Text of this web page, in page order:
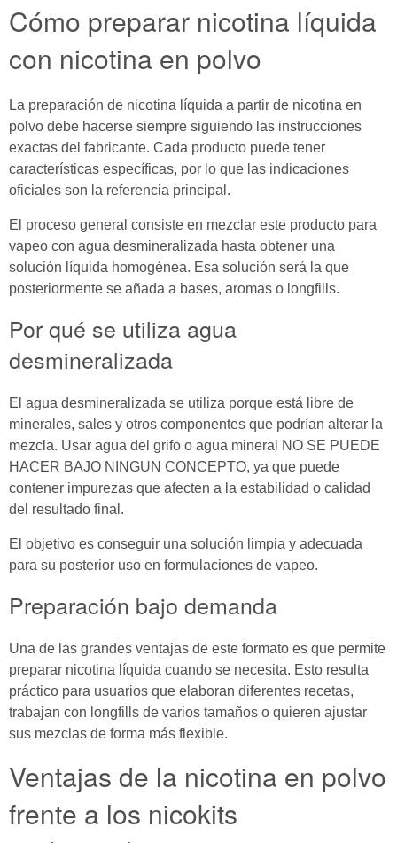
Cómo preparar nicotina líquida
con nicotina en polvo
La preparación de nicotina líquida a partir de nicotina en
polvo debe hacerse siempre siguiendo las instrucciones
exactas del fabricante. Cada producto puede tener
características específicas, por lo que las indicaciones
oficiales son la referencia principal.
El proceso general consiste en mezclar este producto para
vapeo con agua desmineralizada hasta obtener una
solución líquida homogénea. Esa solución será la que
posteriormente se añada a bases, aromas o longfills.
Por qué se utiliza agua
desmineralizada
El agua desmineralizada se utiliza porque está libre de
minerales, sales y otros componentes que podrían alterar la
mezcla. Usar agua del grifo o agua mineral NO SE PUEDE
HACER BAJO NINGUN CONCEPTO, ya que puede
contener impurezas que afecten a la estabilidad o calidad
del resultado final.
El objetivo es conseguir una solución limpia y adecuada
para su posterior uso en formulaciones de vapeo.
Preparación bajo demanda
Una de las grandes ventajas de este formato es que permite
preparar nicotina líquida cuando se necesita. Esto resulta
práctico para usuarios que elaboran diferentes recetas,
trabajan con longfills de varios tamaños o quieren ajustar
sus mezclas de forma más flexible.
Ventajas de la nicotina en polvo
frente a los nicokits